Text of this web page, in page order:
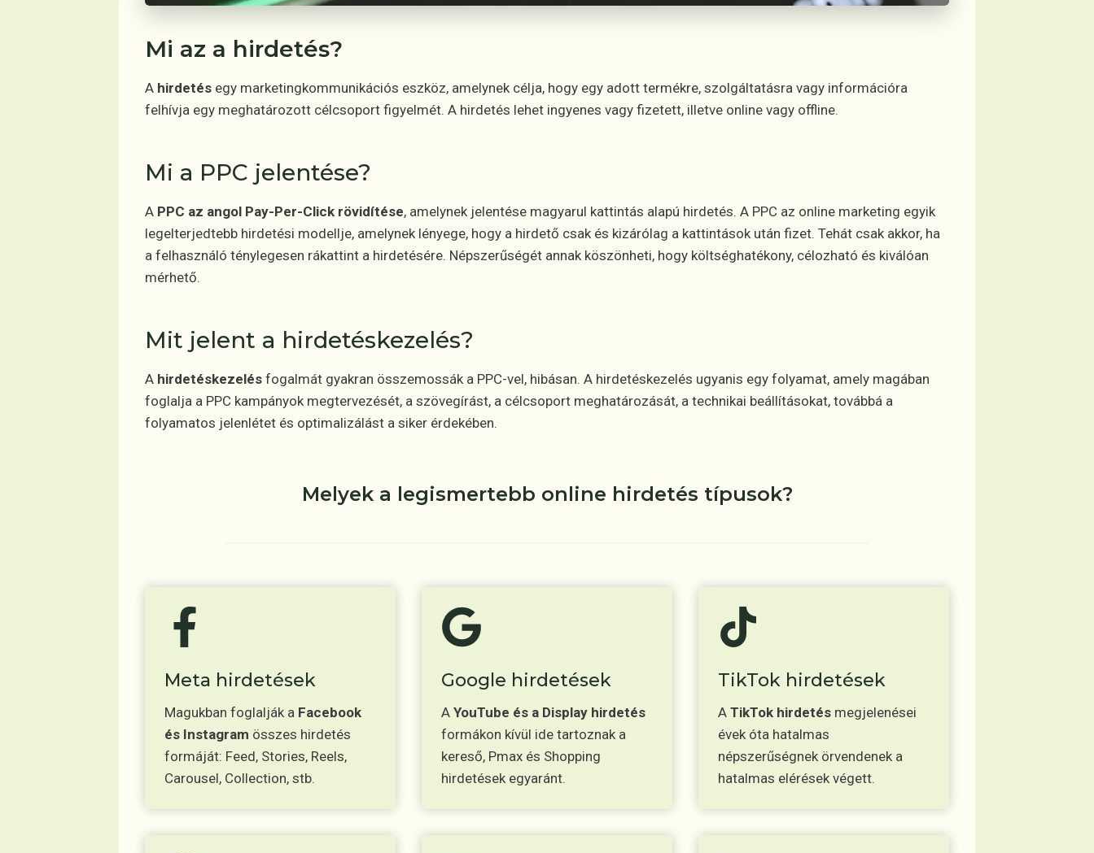
Mi az a hirdetés?
A hirdetés egy marketingkommunikációs eszköz, amelynek célja, hogy egy adott termékre, szolgáltatásra vagy információra
felhívja egy meghatározott célcsoport figyelmét. A hirdetés lehet ingyenes vagy fizetett, illetve online vagy offline.
Mi a PPC jelentése?
A PPC az angol Pay-Per-Click rövidítése, amelynek jelentése magyarul kattintás alapú hirdetés. A PPC az online marketing egyik
legelterjedtebb hirdetési modellje, amelynek lényege, hogy a hirdető csak és kizárólag a kattintások után fizet. Tehát csak akkor, ha
a felhasználó ténylegesen rákattint a hirdetésére. Népszerűségét annak köszönheti, hogy költséghatékony, célozható és kiválóan
mérhető.
Mit jelent a hirdetéskezelés?
A hirdetéskezelés fogalmát gyakran összemossák a PPC-vel, hibásan. A hirdetéskezelés ugyanis egy folyamat, amely magában
foglalja a PPC kampányok megtervezését, a szövegírást, a célcsoport meghatározását, a technikai beállításokat, továbbá a
folyamatos jelenlétet és optimalizálást a siker érdekében.
Melyek a legismertebb online hirdetés típusok?
Meta hirdetések
Magukban foglalják a Facebook
és Instagram összes hirdetés
formáját: Feed, Stories, Reels,
Carousel, Collection, stb.
Google hirdetések
A YouTube és a Display hirdetés
formákon kívül ide tartoznak a
kereső, Pmax és Shopping
hirdetések egyaránt.
TikTok hirdetések
A TikTok hirdetés megjelenései
évek óta hatalmas
népszerűségnek örvendenek a
hatalmas elérések végett.